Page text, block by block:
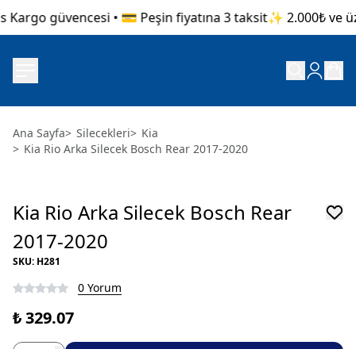
güvencesi • 💳 Peşin fiyatına 3 taksit✨ 2.000₺ ve
Ana Sayfa> Silecekleri> Kia
> Kia Rio Arka Silecek Bosch Rear 2017-2020
Kia Rio Arka Silecek Bosch Rear
2017-2020
SKU: H281
0 Yorum
₺ 329.07